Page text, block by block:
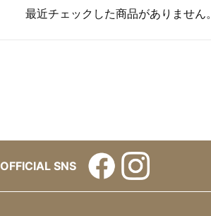
最近チェックした商品がありません。
OFFICIAL SNS